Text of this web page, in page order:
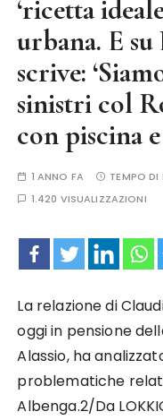
‘ricetta
urbana. E
scrive:
sinistri col
con piscina
1 ANNO FA TEMPO DI
1.420 VISUALIZZAZIONI
La relazione di
oggi in pensione
Alassio, ha
problematiche
Albenga.2/Da